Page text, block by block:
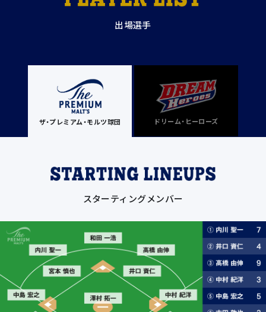
出場選手
ザ・プレミアム・モルツ球団 ドリーム・ヒーローズ
スターティングメンバー